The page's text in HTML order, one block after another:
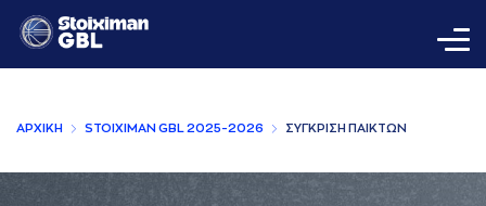
AΡΧΙΚΗ STOIXIMAN GBL 2025-2026 ΣΥΓΚΡΙΣΗ ΠAΙΚΤΩΝ